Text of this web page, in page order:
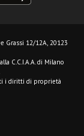
Grassi 12/12A, 20123
C.C.I.A.A. di Milano
i diritti di proprietà